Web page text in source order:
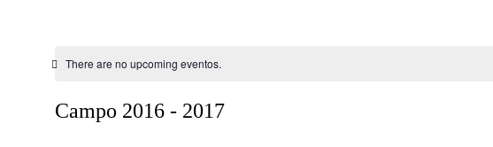
There are no upcoming eventos.
Campo 2016 - 2017